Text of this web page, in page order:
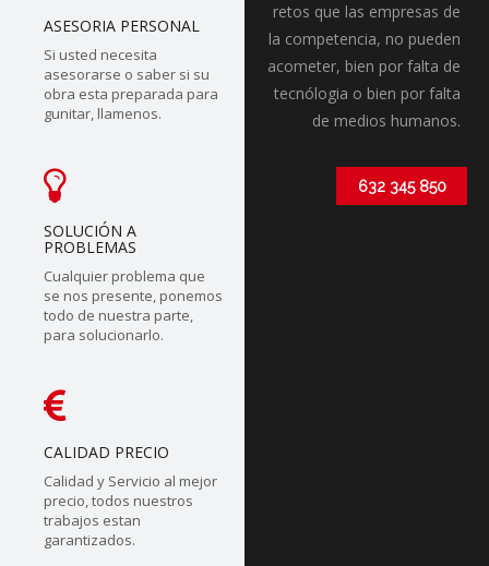
ASESORIA PERSONAL
Si usted necesita
asesorarse o saber si su
obra esta preparada para
gunitar, llamenos.
SOLUCIÓN A
PROBLEMAS
Cualquier problema que
se nos presente, ponemos
todo de nuestra parte,
para solucionarlo.
CALIDAD PRECIO
Calidad y Servicio al mejor
precio, todos nuestros
trabajos estan
garantizados.
retos que las empresas de
la competencia, no pueden
acometer, bien por falta de
tecnólogia o bien por falta
de medios humanos.
632 345 850